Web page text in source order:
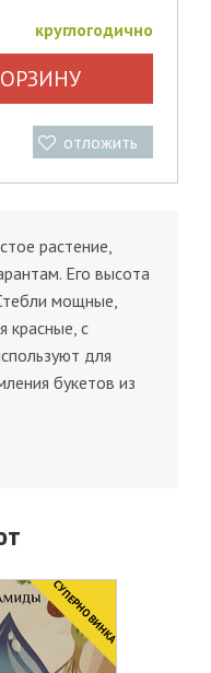
круглогодично
отложить
растение,
Его высота
мощные,
красные, с
для
букетов из
CУПЕРНОВИНКА